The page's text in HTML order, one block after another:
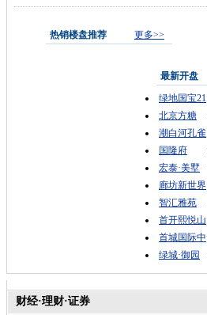
热销楼盘推荐 更多>>
最新开盘
绿地国宝21
北京方糖
潮白河孔雀
国隆府
宏泰·美墅
廊坊新世界
智汇雅苑
首开熙悦山
首城国际中
绿城·御园
财经·理财·证券